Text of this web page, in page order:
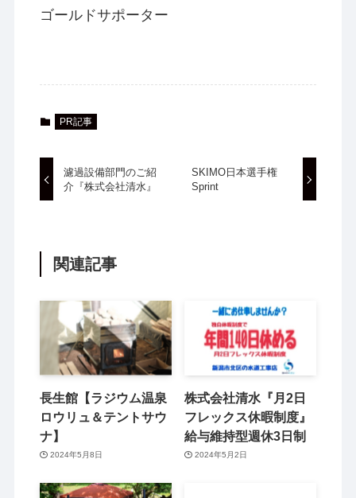
ゴールドサポーター
PR記事
濾過設備部門のご紹
介『株式会社清水』
SKIMO日本選手権
Sprint
関連記事
長生館【ラジウム温泉
ロウリュ＆テントサウ
ナ】
2024年5月8日
株式会社清水『月2日
フレックス休暇制度』
給与維持型週休3日制
2024年5月2日